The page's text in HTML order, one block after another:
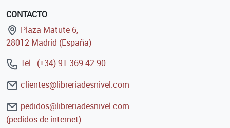
CONTACTO
Plaza Matute 6,
28012 Madrid (España)
Tel.: (+34) 91 369 42 90
clientes@libreriadesnivel.com
pedidos@libreriadesnivel.com
(pedidos de internet)